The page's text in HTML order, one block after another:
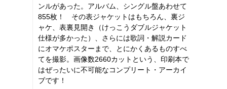
ンルがあった。アルバム、シングル盤あわせて
855枚！ その表ジャケットはもちろん、裏ジ
ャケ、表裏見開き（けっこうダブルジャケット
仕様が多かった）、さらには歌詞・解説カード
にオマケポスターまで、とにかくあるものすべ
てを撮影。画像数2660カットという、印刷本で
はぜったいに不可能なコンプリート・アーカイ
ブです！